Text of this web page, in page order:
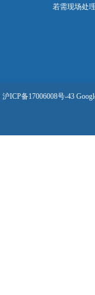
若需现场处
沪ICP备17006008号-43